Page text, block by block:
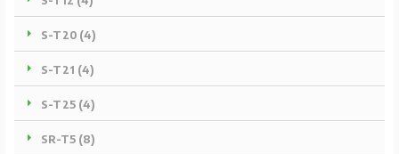
S-T20 (4)
S-T21 (4)
S-T25 (4)
SR-T5 (8)